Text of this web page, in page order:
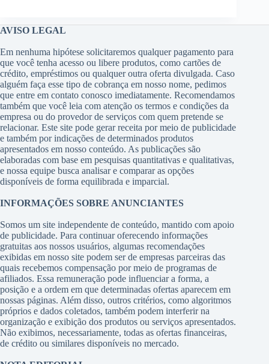
AVISO LEGAL
Em nenhuma hipótese solicitaremos qualquer pagamento para
que você tenha acesso ou libere produtos, como cartões de
crédito, empréstimos ou qualquer outra oferta divulgada. Caso
alguém faça esse tipo de cobrança em nosso nome, pedimos
que entre em contato conosco imediatamente. Recomendamos
também que você leia com atenção os termos e condições da
empresa ou do provedor de serviços com quem pretende se
relacionar. Este site pode gerar receita por meio de publicidade
e também por indicações de determinados produtos
apresentados em nosso conteúdo. As publicações são
elaboradas com base em pesquisas quantitativas e qualitativas,
e nossa equipe busca analisar e comparar as opções
disponíveis de forma equilibrada e imparcial.
INFORMAÇÕES SOBRE ANUNCIANTES
Somos um site independente de conteúdo, mantido com apoio
de publicidade. Para continuar oferecendo informações
gratuitas aos nossos usuários, algumas recomendações
exibidas em nosso site podem ser de empresas parceiras das
quais recebemos compensação por meio de programas de
afiliados. Essa remuneração pode influenciar a forma, a
posição e a ordem em que determinadas ofertas aparecem em
nossas páginas. Além disso, outros critérios, como algoritmos
próprios e dados coletados, também podem interferir na
organização e exibição dos produtos ou serviços apresentados.
Não exibimos, necessariamente, todas as ofertas financeiras,
de crédito ou similares disponíveis no mercado.